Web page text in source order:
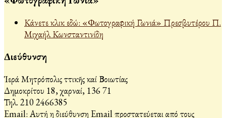
Κάνετε κλικ εδώ: «Φωτογραφική Γωνιά» Πρεσβυτέρου Π.
Μιχαήλ Κωνσταντινίδη
Διεύθυνση
Ἱερά Μητρόπολις Ἀττικῆς καί Βοιωτίας
Δημοκρίτου 18, Ἀχαρναί, 136 71
Τηλ. 210 2466385
Email: Αυτή η διεύθυνση Email προστατεύεται από τους